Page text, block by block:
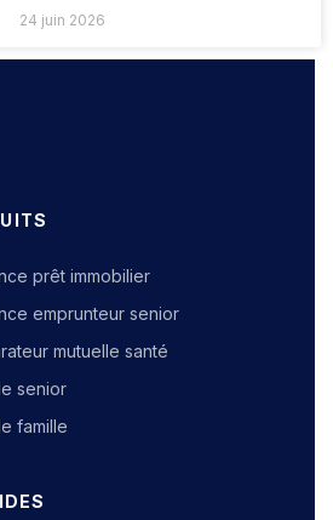
24 juin 2026
prêt immobilier
emprunteur senior
mutuelle santé
senior
famille